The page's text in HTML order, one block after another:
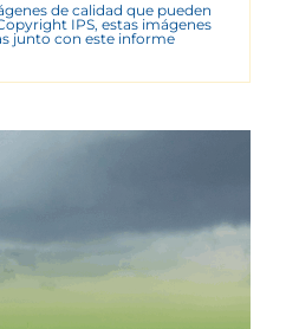
de calidad que pueden
IPS, estas imágenes
junto con este informe